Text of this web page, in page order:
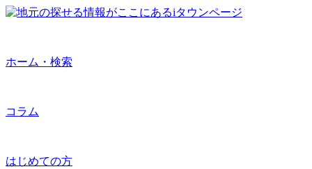
ホーム・検索
コラム
はじめての方